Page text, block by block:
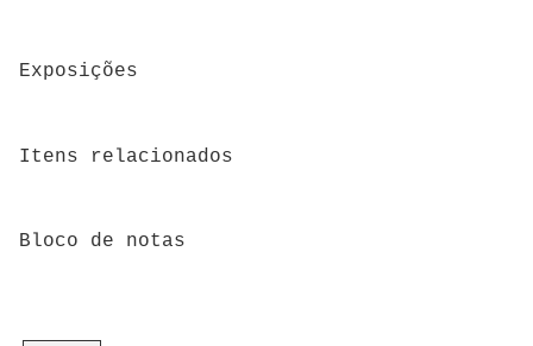
Exposições
Itens relacionados
Bloco de notas